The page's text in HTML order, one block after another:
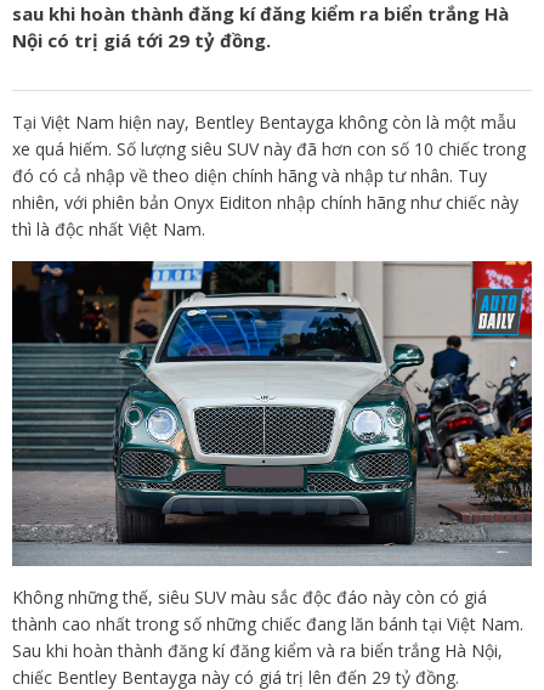
sau khi hoàn thành đăng kí đăng kiểm ra biển trắng Hà
Nội có trị giá tới 29 tỷ đồng.
Tại Việt Nam hiện nay, Bentley Bentayga không còn là một mẫu
xe quá hiếm. Số lượng siêu SUV này đã hơn con số 10 chiếc trong
đó có cả nhập về theo diện chính hãng và nhập tư nhân. Tuy
nhiên, với phiên bản Onyx Eiditon nhập chính hãng như chiếc này
thì là độc nhất Việt Nam.
Không những thế, siêu SUV màu sắc độc đáo này còn có giá
thành cao nhất trong số những chiếc đang lăn bánh tại Việt Nam.
Sau khi hoàn thành đăng kí đăng kiểm và ra biển trắng Hà Nội,
chiếc Bentley Bentayga này có giá trị lên đến 29 tỷ đồng.